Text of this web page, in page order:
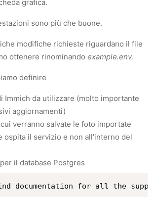
grafica.
sono più che buone.
modifiche richieste riguardano il file
ottenere rinominando example.env.
definire
Immich da utilizzare (molto importante
aggiornamenti)
verranno salvate le foto importate
ospita il servizio e non all'interno del
il database Postgres
documentation for all the